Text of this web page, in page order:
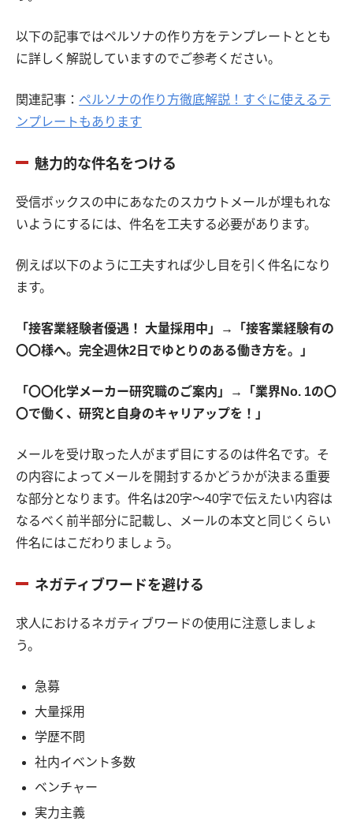
以下の記事ではペルソナの作り方をテンプレートととも
に詳しく解説していますのでご参考ください。
関連記事： ペルソナの作り方徹底解説！すぐに使えるテ
ンプレートもあります
魅力的な件名をつける
受信ボックスの中にあなたのスカウトメールが埋もれな
いようにするには、件名を工夫する必要があります。
例えば以下のように工夫すれば少し目を引く件名になり
ます。
「接客業経験者優遇！ 大量採用中」→「接客業経験有の
〇〇様へ。完全週休2日でゆとりのある働き方を。」
「〇〇化学メーカー研究職のご案内」→「業界No. 1の〇
〇で働く、研究と自身のキャリアップを！」
メールを受け取った人がまず目にするのは件名です。そ
の内容によってメールを開封するかどうかが決まる重要
な部分となります。件名は20字〜40字で伝えたい内容は
なるべく前半部分に記載し、メールの本文と同じくらい
件名にはこだわりましょう。
ネガティブワードを避ける
求人におけるネガティブワードの使用に注意しましょ
う。
急募
大量採用
学歴不問
社内イベント多数
ベンチャー
実力主義